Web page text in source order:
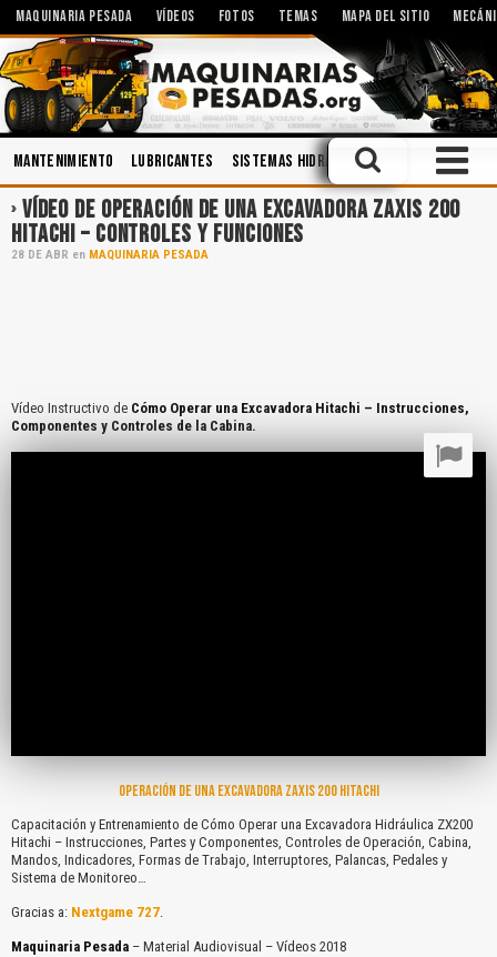
MAQUINARIA PESADA VÍDEOS FOTOS TEMAS MAPA DEL SITIO
Mantenimiento Lubricantes Sistemas Hidráulicos Accidentes
VÍDEO DE OPERACIÓN DE UNA EXCAVADORA ZAXIS 200
HITACHI – CONTROLES Y FUNCIONES
28 DE ABR en MAQUINARIA PESADA
Vídeo Instructivo de Cómo Operar una Excavadora Hitachi – Instrucciones,
Componentes y Controles de la Cabina.
OPERACIÓN DE UNA EXCAVADORA ZAXIS 200 HITACHI
Capacitación y Entrenamiento de Cómo Operar una Excavadora Hidráulica ZX200
Hitachi – Instrucciones, Partes y Componentes, Controles de Operación, Cabina,
Mandos, Indicadores, Formas de Trabajo, Interruptores, Palancas, Pedales y
Sistema de Monitoreo…
Gracias a: Nextgame 727.
Maquinaria Pesada – Material Audiovisual – Vídeos 2018